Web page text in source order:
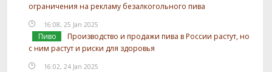
ограничения на рекламу безалкогольного пива
16:08, 25 Jan 2025
Пиво
Производство и продажи пива в России растут, но
с ним растут и риски для здоровья
16:02, 24 Jan 2025